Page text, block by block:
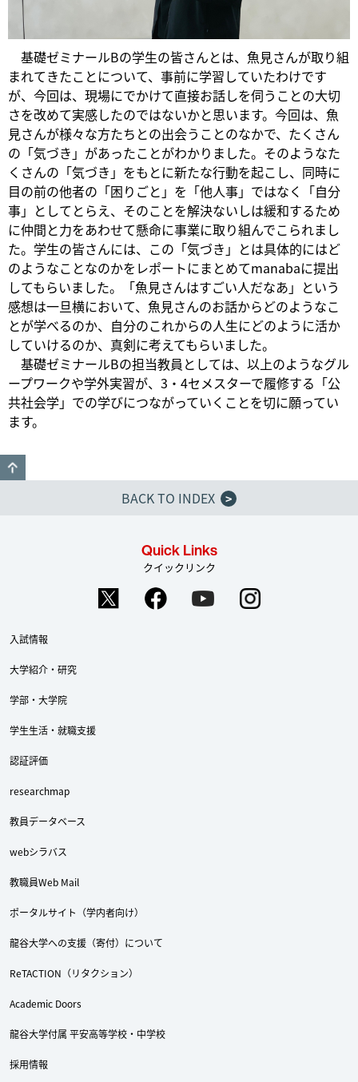
基礎ゼミナールBの学生の皆さんとは、魚見さんが取り組
まれてきたことについて、事前に学習していたわけです
が、今回は、現場にでかけて直接お話しを伺うことの大切
さを改めて実感したのではないかと思います。今回は、魚
見さんが様々な方たちとの出会うことのなかで、たくさん
の「気づき」があったことがわかりました。そのようなた
くさんの「気づき」をもとに新たな行動を起こし、同時に
目の前の他者の「困りごと」を「他人事」ではなく「自分
事」としてとらえ、そのことを解決ないしは緩和するため
に仲間と力をあわせて懸命に事業に取り組んでこられまし
た。学生の皆さんには、この「気づき」とは具体的にはど
のようなことなのかをレポートにまとめてmanabaに提出
してもらいました。「魚見さんはすごい人だなあ」という
感想は一旦横において、魚見さんのお話からどのようなこ
とが学べるのか、自分のこれからの人生にどのように活か
していけるのか、真剣に考えてもらいました。
基礎ゼミナールBの担当教員としては、以上のようなグル
ープワークや学外実習が、3・4セメスターで履修する「公
共社会学」での学びにつながっていくことを切に願ってい
ます。
BACK TO INDEX
>
Quick Links
クイックリンク
入試情報
大学紹介・研究
学部・大学院
学生生活・就職支援
認証評価
researchmap
教員データベース
webシラバス
教職員Web Mail
ポータルサイト（学内者向け）
龍谷大学への支援（寄付）について
ReTACTION（リタクション）
Academic Doors
龍谷大学付属 平安高等学校・中学校
採用情報